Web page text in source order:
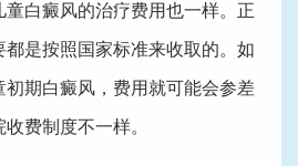
白癜风的治疗费用也一样。正
是按照国家标准来收取的。如
期白癜风，费用就可能会参差
费制度不一样。